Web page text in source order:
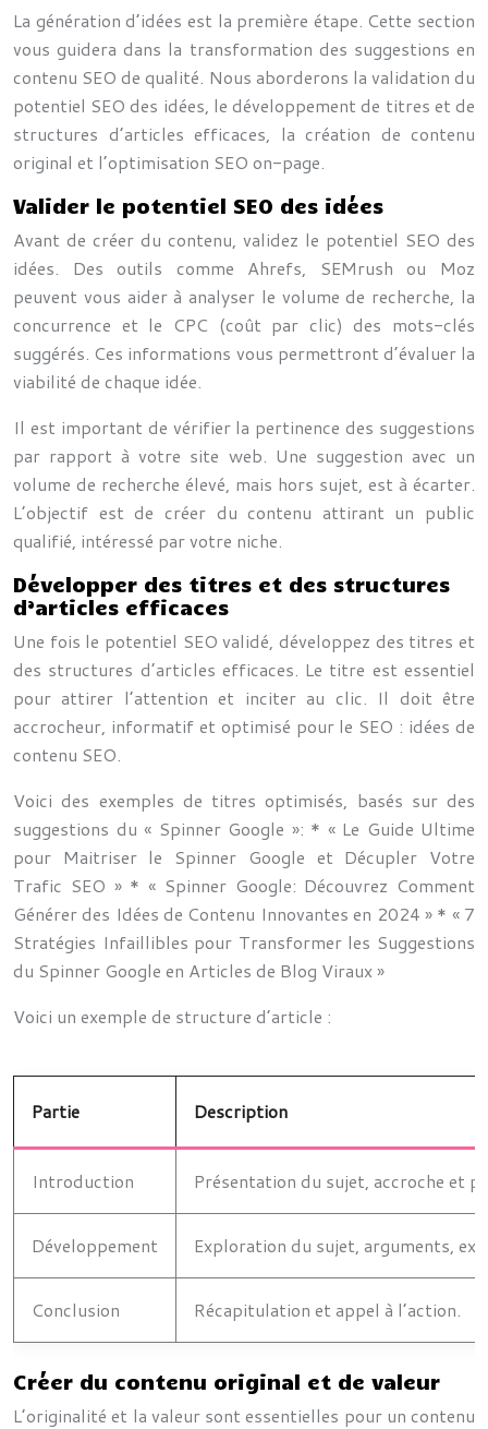
La génération d’idées est la première étape. Cette section
vous guidera dans la transformation des suggestions en
contenu SEO de qualité. Nous aborderons la validation du
potentiel SEO des idées, le développement de titres et de
structures d’articles efficaces, la création de contenu
original et l’optimisation SEO on-page.
Valider le potentiel SEO des idées
Avant de créer du contenu, validez le potentiel SEO des
idées. Des outils comme Ahrefs, SEMrush ou Moz
peuvent vous aider à analyser le volume de recherche, la
concurrence et le CPC (coût par clic) des mots-clés
suggérés. Ces informations vous permettront d’évaluer la
viabilité de chaque idée.
Il est important de vérifier la pertinence des suggestions
par rapport à votre site web. Une suggestion avec un
volume de recherche élevé, mais hors sujet, est à écarter.
L’objectif est de créer du contenu attirant un public
qualifié, intéressé par votre niche.
Développer des titres et des structures
d’articles efficaces
Une fois le potentiel SEO validé, développez des titres et
des structures d’articles efficaces. Le titre est essentiel
pour attirer l’attention et inciter au clic. Il doit être
accrocheur, informatif et optimisé pour le SEO : idées de
contenu SEO.
Voici des exemples de titres optimisés, basés sur des
suggestions du « Spinner Google »: * « Le Guide Ultime
pour Maitriser le Spinner Google et Décupler Votre
Trafic SEO » * « Spinner Google: Découvrez Comment
Générer des Idées de Contenu Innovantes en 2024 » * « 7
Stratégies Infaillibles pour Transformer les Suggestions
du Spinner Google en Articles de Blog Viraux »
Voici un exemple de structure d’article :
Partie Description
Introduction Présentation du sujet, accroche et
Développement Exploration du sujet, arguments,
Conclusion Récapitulation et appel à l’action.
Créer du contenu original et de valeur
L’originalité et la valeur sont essentielles pour un contenu